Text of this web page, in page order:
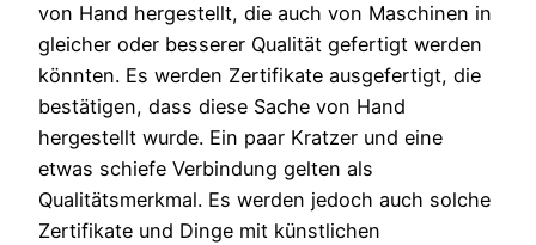
von Hand hergestellt, die auch von Maschinen in
gleicher oder besserer Qualität gefertigt werden
könnten. Es werden Zertifikate ausgefertigt, die
bestätigen, dass diese Sache von Hand
hergestellt wurde. Ein paar Kratzer und eine
etwas schiefe Verbindung gelten als
Qualitätsmerkmal. Es werden jedoch auch solche
Zertifikate und Dinge mit künstlichen